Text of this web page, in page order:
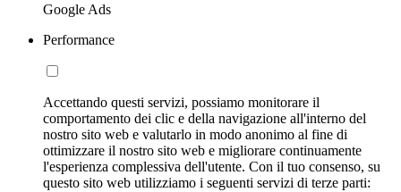
Google Ads
Performance
Accettando questi servizi, possiamo monitorare il
comportamento dei clic e della navigazione all'interno del
nostro sito web e valutarlo in modo anonimo al fine di
ottimizzare il nostro sito web e migliorare continuamente
l'esperienza complessiva dell'utente. Con il tuo consenso, su
questo sito web utilizziamo i seguenti servizi di terze parti: